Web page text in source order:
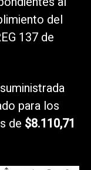
del
137 de
para los
de $8.110,71